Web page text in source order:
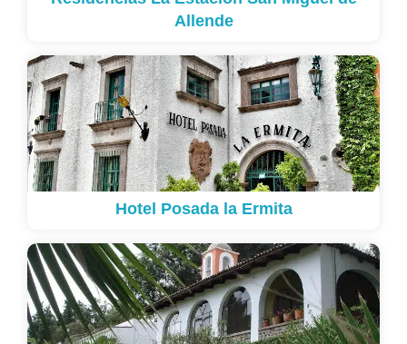
Allende
Hotel Posada la Ermita